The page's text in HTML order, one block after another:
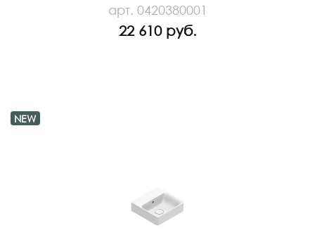
арт. 0420380001
22 610 руб.
NEW